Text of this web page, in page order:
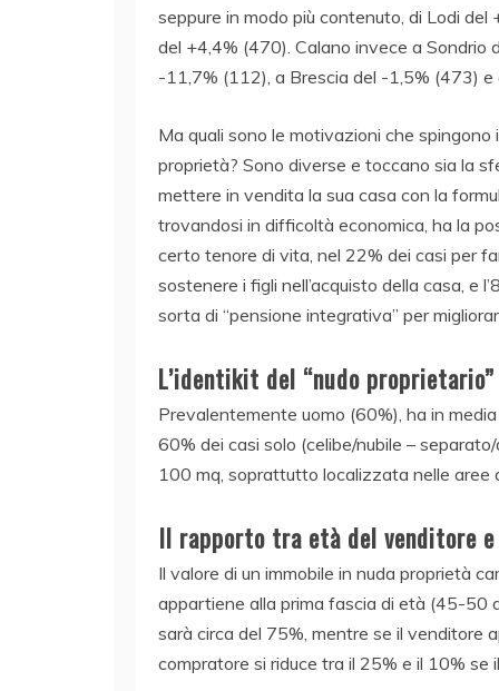
seppure in modo più contenuto, di Lodi
del +4,4% (470). Calano invece a
-11,7% (112), a Brescia del -1,5% (473)
Ma quali sono le motivazioni che
proprietà? Sono diverse e toccano sia la
mettere in vendita la sua casa con la
trovandosi in difficoltà economica, ha la
certo tenore di vita, nel 22% dei casi per
sostenere i figli nell’acquisto della casa, e
sorta di “pensione integrativa” per
L’identikit del “nudo proprietario”
Prevalentemente uomo (60%), ha in
60% dei casi solo (celibe/nubile –
100 mq, soprattutto localizzata nelle aree
Il rapporto tra età del venditore e
Il valore di un immobile in nuda proprietà
appartiene alla prima fascia di età (45-50
sarà circa del 75%, mentre se il venditore
compratore si riduce tra il 25% e il 10% se